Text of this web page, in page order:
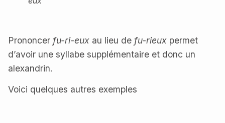
Prononcer fu-ri-eux au lieu de fu-rieux permet
d’avoir une syllabe supplémentaire et donc un
alexandrin.
Voici quelques autres exemples